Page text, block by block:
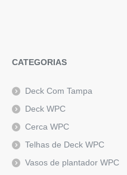
CATEGORIAS
Deck Com Tampa
Deck WPC
Cerca WPC
Telhas de Deck WPC
Vasos de plantador WPC